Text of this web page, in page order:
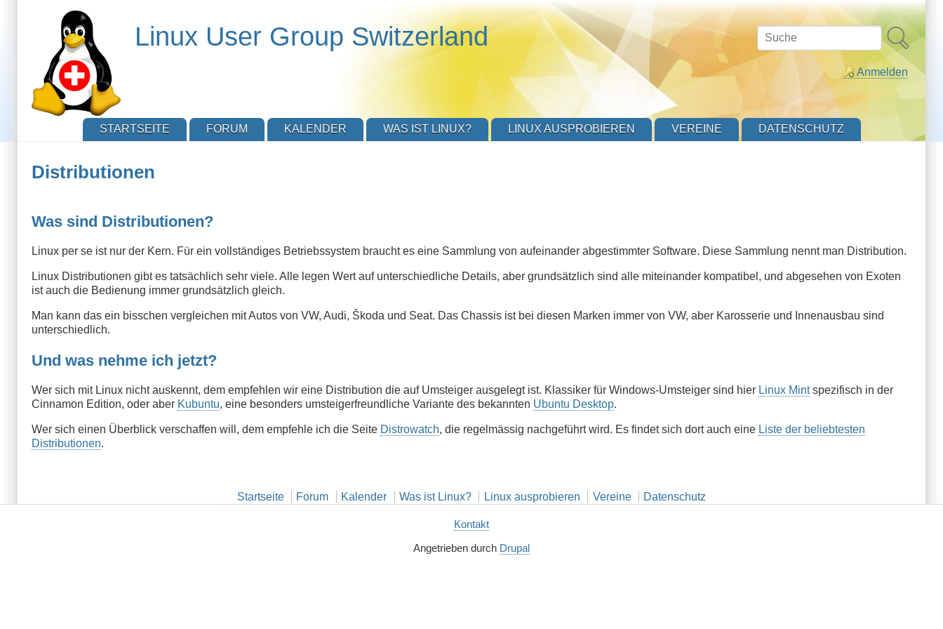
Suche
Anmelden
Linux User Group Switzerland
STARTSEITE FORUM KALENDER WAS IST LINUX? LINUX AUSPROBIEREN VEREINE DATENSCHUTZ
Distributionen
Was sind Distributionen?
Linux per se ist nur der Kern. Für ein vollständiges Betriebssystem braucht es eine Sammlung von aufeinander abgestimmter Software. Diese Sammlung nennt man Distribution.
Linux Distributionen gibt es tatsächlich sehr viele. Alle legen Wert auf unterschiedliche Details, aber grundsätzlich sind alle miteinander kompatibel, und abgesehen von Exoten
ist auch die Bedienung immer grundsätzlich gleich.
Man kann das ein bisschen vergleichen mit Autos von VW, Audi, Škoda und Seat. Das Chassis ist bei diesen Marken immer von VW, aber Karosserie und Innenausbau sind
unterschiedlich.
Und was nehme ich jetzt?
Wer sich mit Linux nicht auskennt, dem empfehlen wir eine Distribution die auf Umsteiger ausgelegt ist. Klassiker für Windows-Umsteiger sind hier Linux Mintspezifisch in der
Cinnamon Edition, oder aber Kubuntu, eine besonders umsteigerfreundliche Variante des bekannten Ubuntu Desktop.
Wer sich einen Überblick verschaffen will, dem empfehle ich die Seite Distrowatch, die regelmässig nachgeführt wird. Es findet sich dort auch eine Liste der beliebtesten
Distributionen.
Startseite Forum Kalender Was ist Linux? Linux ausprobieren Vereine Datenschutz
Kontakt
Angetrieben durch Drupal